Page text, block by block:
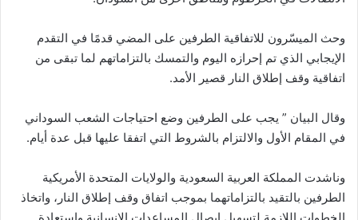
وحث الميسّرون للاتفاقية الطرفين على المضي قدمًا في التقدم
الإيجابي الذي تم إحرازه اليوم والتمسك بالتزاماتهم لما تبقى من
اتفاقية وقف إطلاق النار قصير الأمد.
وقال البيان ” يجب على الطرفين وضع احتياجات الشعب السوداني
في المقام الأول والالتزام بالشروط التي اتفقا عليها قبل عدة أيام.
وناشدت المملكة العربية السعودية والولايات المتحدة الأمريكية
الطرفين بالتقيد بالتزاماتهما بموجب اتفاق وقف إطلاق النار، واتخاذ